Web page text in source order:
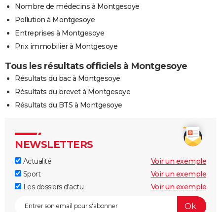
Nombre de médecins à Montgesoye
Pollution à Montgesoye
Entreprises à Montgesoye
Prix immobilier à Montgesoye
Tous les résultats officiels à Montgesoye
Résultats du bac à Montgesoye
Résultats du brevet à Montgesoye
Résultats du BTS à Montgesoye
NEWSLETTERS
Actualité
Voir un exemple
Sport
Voir un exemple
Les dossiers d'actu
Voir un exemple